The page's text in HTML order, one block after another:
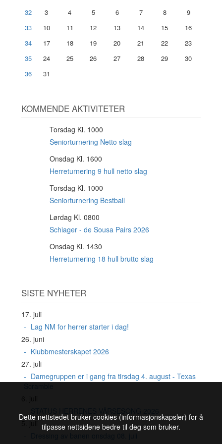
32
3 4 5 6 7 8
9
33
10 11 12 13 14 15
16
34
17 18 19 20 21 22
23
35
24 25 26 27 28 29
30
36
31
KOMMENDE AKTIVITETER
Torsdag Kl. 1000
Seniorturnering Netto slag
Onsdag Kl. 1600
Herreturnering 9 hull netto slag
Torsdag Kl. 1000
Seniorturnering Bestball
Lørdag Kl. 0800
Schiager - de Sousa Pairs 2026
Onsdag Kl. 1430
Herreturnering 18 hull brutto slag
SISTE NYHETER
17. juli
Lag NM for herrer starter i dag!
26. juni
Klubbmesterskapet 2026
27. juli
Damegruppen er i gang fra tirsdag 4. august - Texas
5. juli
Dette nettstedet bruker cookies (informasjonskapsler) for å
tilpasse nettsidene bedre til deg som bruker.